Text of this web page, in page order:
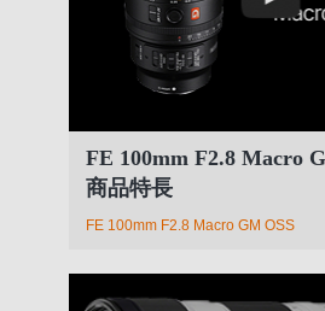
FE 100mm F2.8 Macro
商品特長
FE 100mm F2.8 Macro GM OSS